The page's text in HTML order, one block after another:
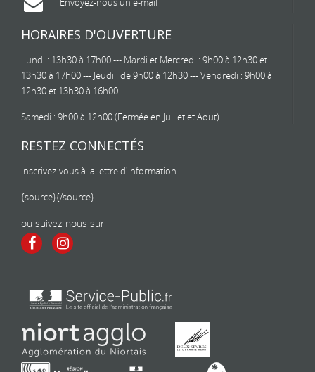
HORAIRES D'OUVERTURE
Lundi : 13h30 à 17h00 --- Mardi et Mercredi : 9h00 à 12h30 et
13h30 à 17h00 --- Jeudi : de 9h00 à 12h30 --- Vendredi : 9h00 à
12h30 et 13h30 à 16h00
Samedi : 9h00 à 12h00 (Fermée en Juillet et Aout)
RESTEZ CONNECTÉS
Inscrivez-vous à la lettre d'information
{source}{/source}
ou suivez-nous sur